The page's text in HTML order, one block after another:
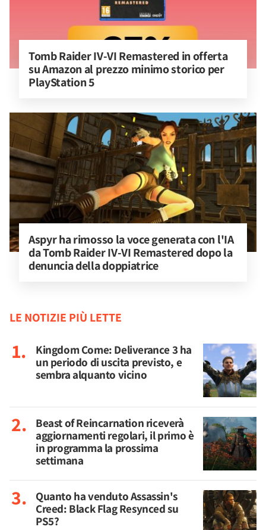
Tomb Raider IV-VI Remastered in offerta
su Amazon al prezzo minimo storico per
PlayStation 5
Aspyr ha rimosso la voce generata con l'IA
da Tomb Raider IV-VI Remastered dopo la
denuncia della doppiatrice
LE NOTIZIE PIÙ LETTE
Kingdom Come: Deliverance 3 ha
un periodo di uscita previsto, e
sembra alquanto vicino
Beast of Reincarnation riceverà
aggiornamenti regolari, il primo è
in programma la prossima
settimana
Quanto ha venduto Assassin's
Creed: Black Flag Resynced su
PS5?